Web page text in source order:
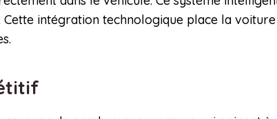
intégration technologique place la